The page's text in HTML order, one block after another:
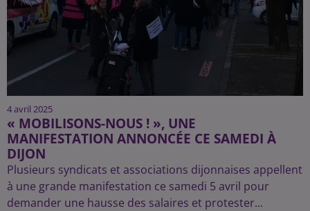
4 avril 2025
« MOBILISONS-NOUS ! », UNE
MANIFESTATION ANNONCÉE CE SAMEDI À
DIJON
Plusieurs syndicats et associations dijonnaises appellent
à une grande manifestation ce samedi 5 avril pour
demander une hausse des salaires et protester...